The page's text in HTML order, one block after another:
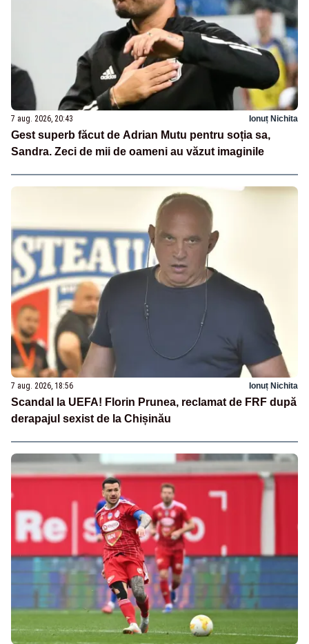
7 aug. 2026, 20:43 Ionuț Nichita
Gest superb făcut de Adrian Mutu pentru soția sa,
Sandra. Zeci de mii de oameni au văzut imaginile
7 aug. 2026, 18:56 Ionuț Nichita
Scandal la UEFA! Florin Prunea, reclamat de FRF după
derapajul sexist de la Chișinău